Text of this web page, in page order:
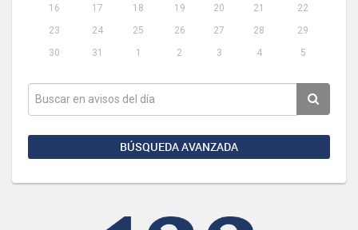
16
17 18 19 20 21
22
23
24 25 26 27 28
29
30
31 1 2 3 4 5
BÚSQUEDA AVANZADA